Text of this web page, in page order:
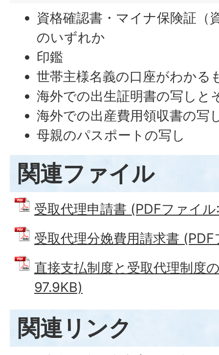
資格確認書・マイナ保険証（
のいずれか
印鑑
世帯主様名義の口座がわかる
海外での出生証明書の写しと
海外での出産費用領収書の写
母親のパスポートの写し
関連ファイル
受取代理申請書 (PDFファイル
受取代理分娩費用請求書
直接支払制度と受取代理制度
97.9KB)
関連リンク